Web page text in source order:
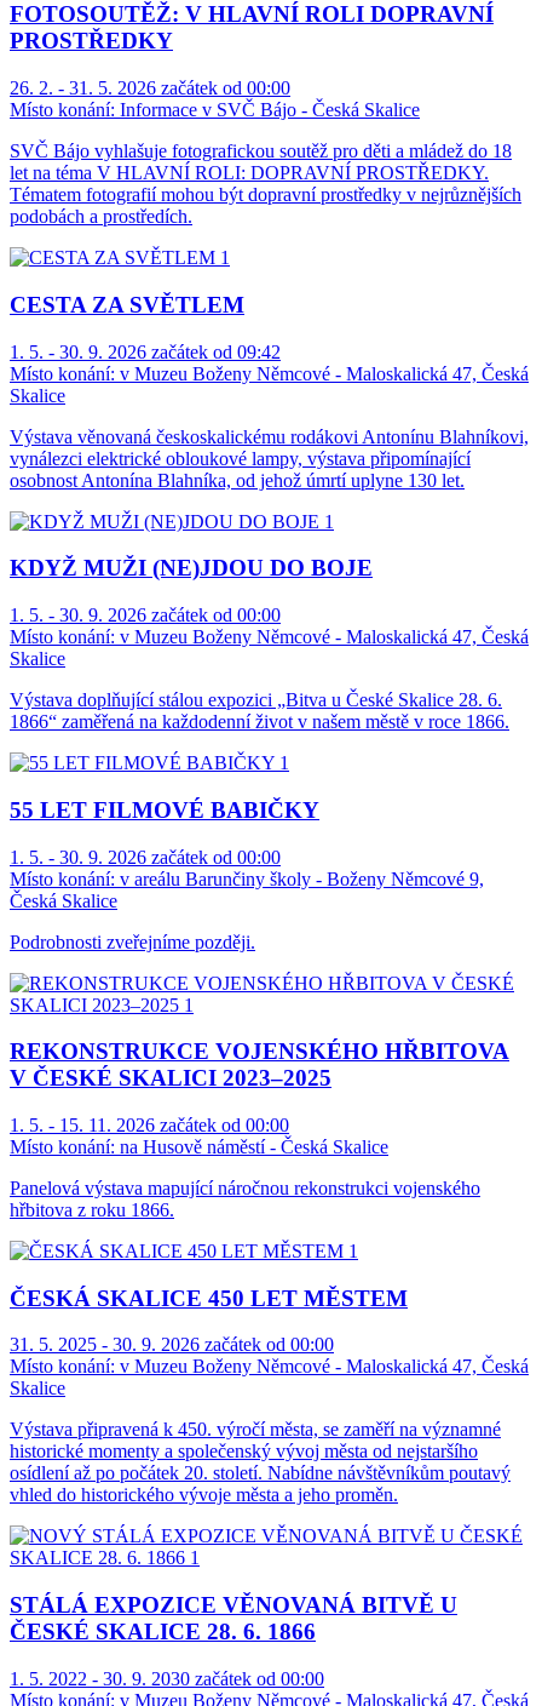
FOTOSOUTĚŽ: V HLAVNÍ ROLI DOPRAVNÍ
PROSTŘEDKY
26. 2. - 31. 5. 2026 začátek od 00:00
Místo konání: Informace v SVČ Bájo - Česká Skalice
SVČ Bájo vyhlašuje fotografickou soutěž pro děti a mládež do 18
let na téma V HLAVNÍ ROLI: DOPRAVNÍ PROSTŘEDKY.
Tématem fotografií mohou být dopravní prostředky v nejrůznějších
podobách a prostředích.
CESTA ZA SVĚTLEM
1. 5. - 30. 9. 2026 začátek od 09:42
Místo konání: v Muzeu Boženy Němcové - Maloskalická 47, Česká
Skalice
Výstava věnovaná českoskalickému rodákovi Antonínu Blahníkovi,
vynálezci elektrické obloukové lampy, výstava připomínající
osobnost Antonína Blahníka, od jehož úmrtí uplyne 130 let.
KDYŽ MUŽI (NE)JDOU DO BOJE
1. 5. - 30. 9. 2026 začátek od 00:00
Místo konání: v Muzeu Boženy Němcové - Maloskalická 47, Česká
Skalice
Výstava doplňující stálou expozici „Bitva u České Skalice 28. 6.
1866“ zaměřená na každodenní život v našem městě v roce 1866.
55 LET FILMOVÉ BABIČKY
1. 5. - 30. 9. 2026 začátek od 00:00
Místo konání: v areálu Barunčiny školy - Boženy Němcové 9,
Česká Skalice
Podrobnosti zveřejníme později.
REKONSTRUKCE VOJENSKÉHO HŘBITOVA
V ČESKÉ SKALICI 2023–2025
1. 5. - 15. 11. 2026 začátek od 00:00
Místo konání: na Husově náměstí - Česká Skalice
Panelová výstava mapující náročnou rekonstrukci vojenského
hřbitova z roku 1866.
ČESKÁ SKALICE 450 LET MĚSTEM
31. 5. 2025 - 30. 9. 2026 začátek od 00:00
Místo konání: v Muzeu Boženy Němcové - Maloskalická 47, Česká
Skalice
Výstava připravená k 450. výročí města, se zaměří na významné
historické momenty a společenský vývoj města od nejstaršího
osídlení až po počátek 20. století. Nabídne návštěvníkům poutavý
vhled do historického vývoje města a jeho proměn.
STÁLÁ EXPOZICE VĚNOVANÁ BITVĚ U
ČESKÉ SKALICE 28. 6. 1866
1. 5. 2022 - 30. 9. 2030 začátek od 00:00
Místo konání: v Muzeu Boženy Němcové - Maloskalická 47, Česká